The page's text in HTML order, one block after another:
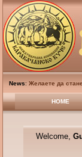
News: Желаете да
HOME
Welcome,